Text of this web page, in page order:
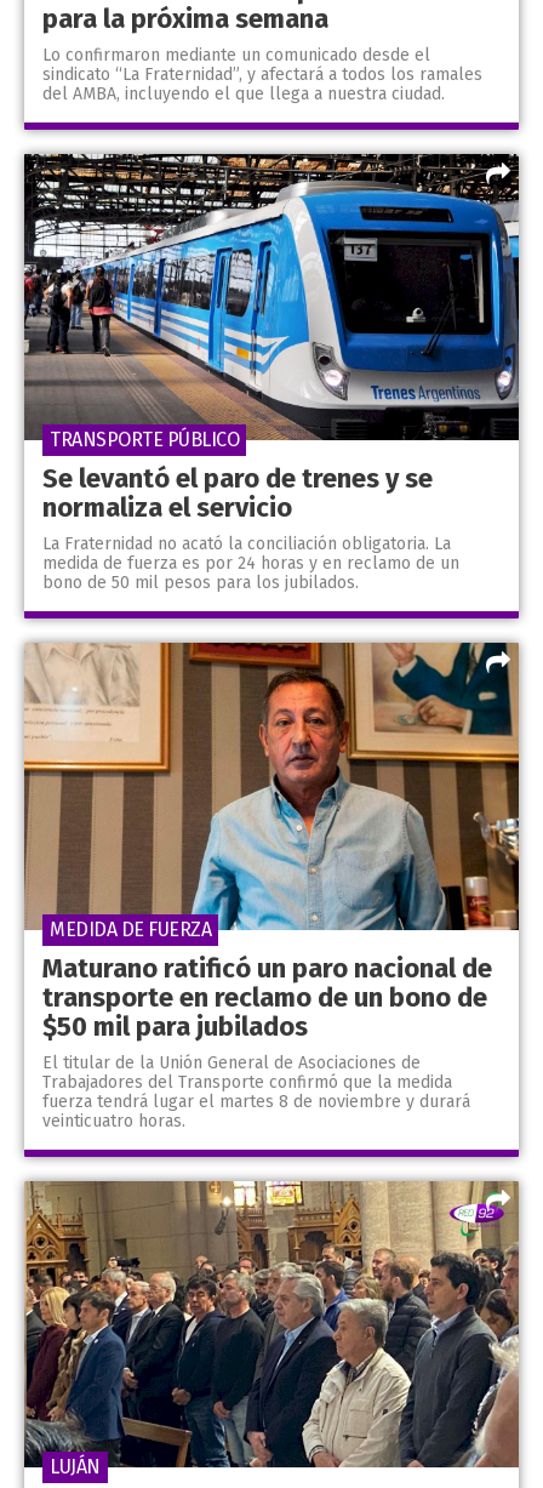
para la próxima semana
Lo confirmaron mediante un comunicado desde el
sindicato “La Fraternidad”, y afectará a todos los ramales
del AMBA, incluyendo el que llega a nuestra ciudad.
Se levantó el paro de trenes y se
normaliza el servicio
La Fraternidad no acató la conciliación obligatoria. La
medida de fuerza es por 24 horas y en reclamo de un
bono de 50 mil pesos para los jubilados.
TRANSPORTE PÚBLICO
Maturano ratificó un paro nacional de
transporte en reclamo de un bono de
$50 mil para jubilados
El titular de la Unión General de Asociaciones de
Trabajadores del Transporte confirmó que la medida
fuerza tendrá lugar el martes 8 de noviembre y durará
veinticuatro horas.
MEDIDA DE FUERZA
LUJÁN